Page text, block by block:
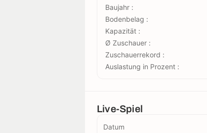
Baujahr :
Bodenbelag :
Kapazität :
Ø Zuschauer :
Zuschauerrekord :
Auslastung in Prozent :
Live-Spiel
Datum